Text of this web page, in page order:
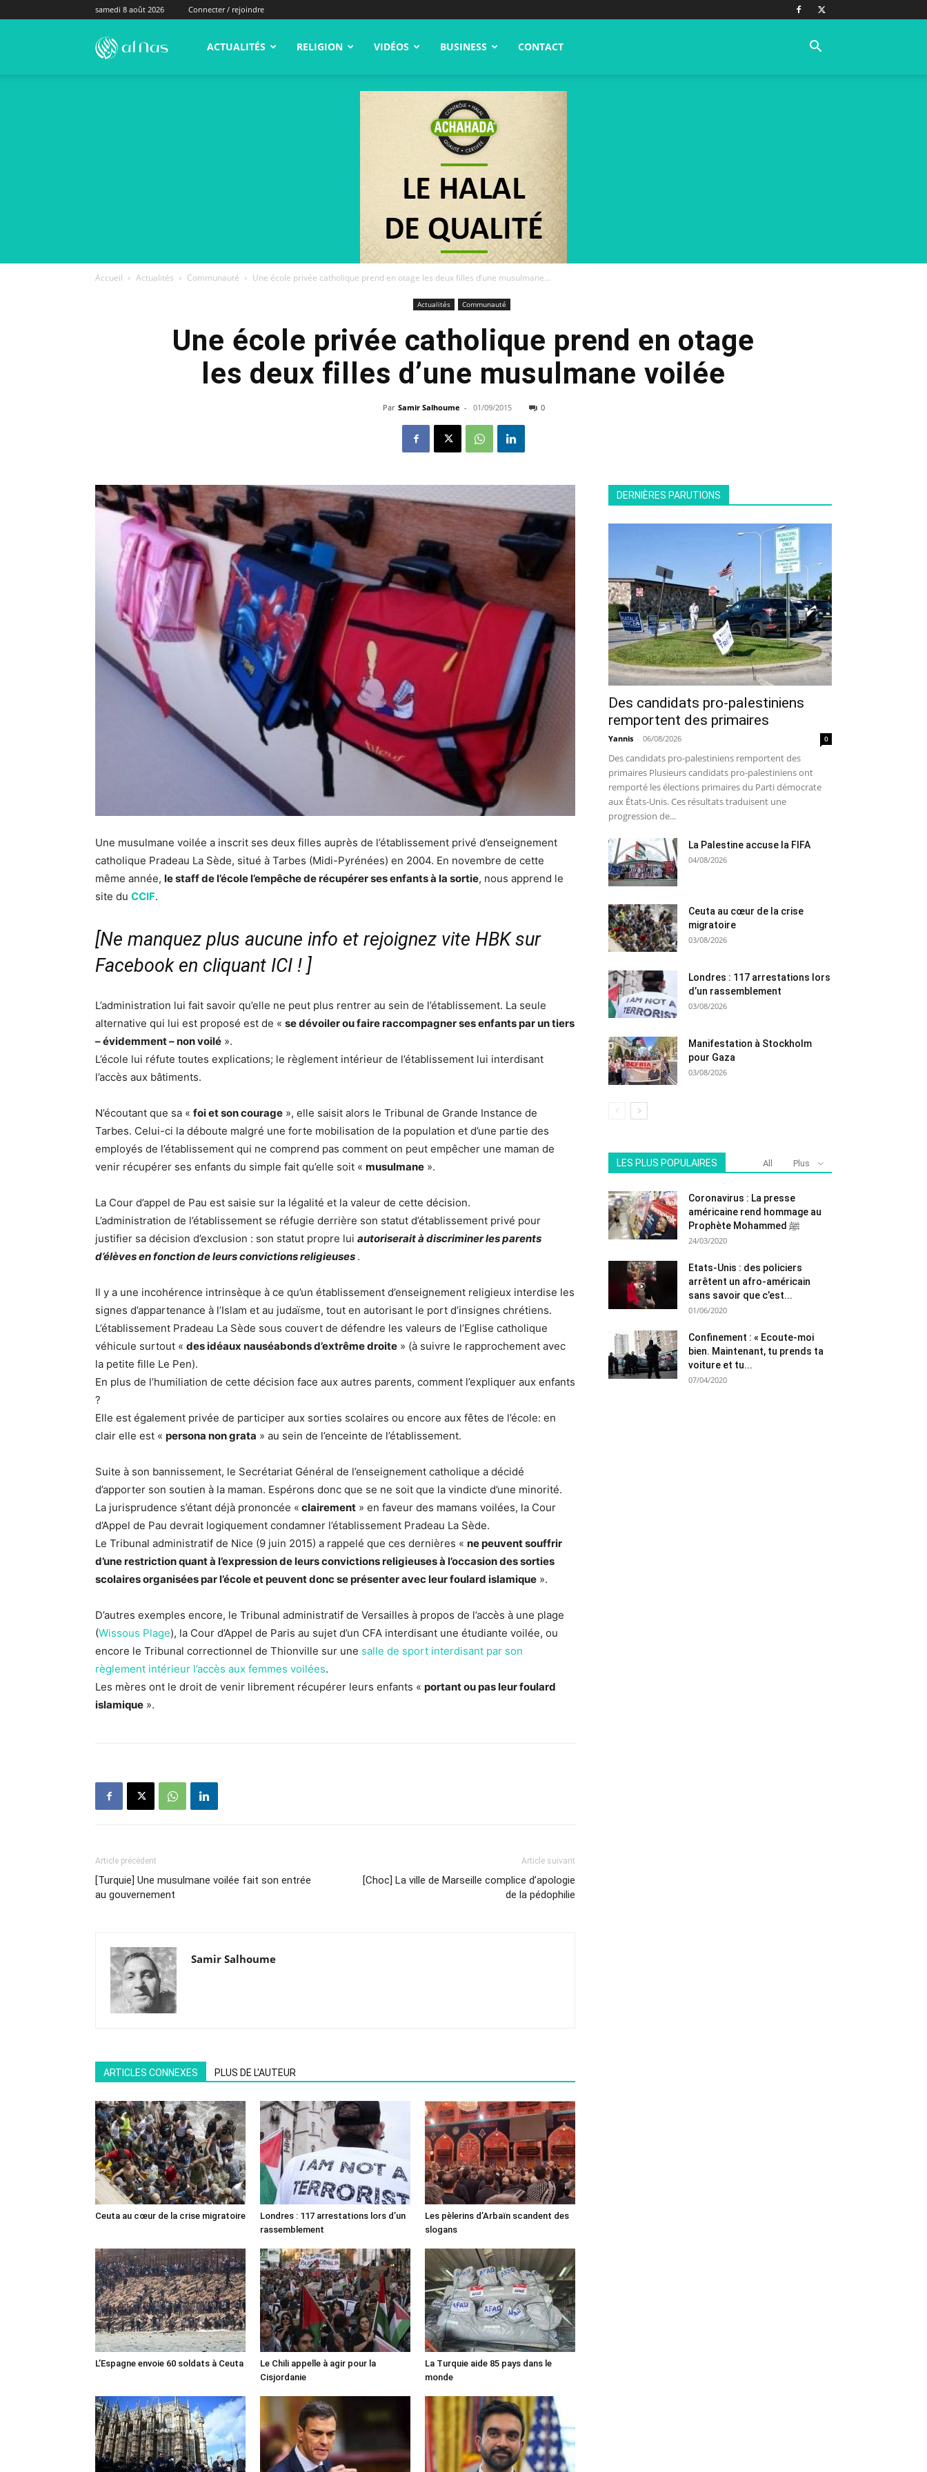
samedi 8 août 2026 Connecter / rejoindre
alNas.fr ACTUALITÉS RELIGION VIDÉOS BUSINESS CONTACT
Accueil Actualités Communauté Une école privée catholique prend en otage les deux filles d’une musulmane...
Actualités Communauté
Une école privée catholique prend en otage
les deux filles d’une musulmane voilée
Par Samir Salhoume - 01/09/2015 0
Une musulmane voilée a inscrit ses deux filles auprès de l’établissement privé d’enseignement
catholique Pradeau La Sède, situé à Tarbes (Midi-Pyrénées) en 2004. En novembre de cette
même année, le staff de l’école l’empêche de récupérer ses enfants à la sortie, nous apprend le
site du CCIF.
[Ne manquez plus aucune info et rejoignez vite HBK sur
Facebook en cliquant ICI ! ]
L’administration lui fait savoir qu’elle ne peut plus rentrer au sein de l’établissement. La seule
alternative qui lui est proposé est de « se dévoiler ou faire raccompagner ses enfants par un tiers
– évidemment – non voilé ».
L’école lui réfute toutes explications; le règlement intérieur de l’établissement lui interdisant
l’accès aux bâtiments.
N’écoutant que sa « foi et son courage », elle saisit alors le Tribunal de Grande Instance de
Tarbes. Celui-ci la déboute malgré une forte mobilisation de la population et d’une partie des
employés de l’établissement qui ne comprend pas comment on peut empêcher une maman de
venir récupérer ses enfants du simple fait qu’elle soit « musulmane ».
La Cour d’appel de Pau est saisie sur la légalité et la valeur de cette décision.
L’administration de l’établissement se réfugie derrière son statut d’établissement privé pour
justifier sa décision d’exclusion : son statut propre lui autoriserait à discriminer les parents
d’élèves en fonction de leurs convictions religieuses .
Il y a une incohérence intrinsèque à ce qu’un établissement d’enseignement religieux interdise les
signes d’appartenance à l’Islam et au judaïsme, tout en autorisant le port d’insignes chrétiens.
L’établissement Pradeau La Sède sous couvert de défendre les valeurs de l’Eglise catholique
véhicule surtout « des idéaux nauséabonds d’extrême droite » (à suivre le rapprochement avec
la petite fille Le Pen).
En plus de l’humiliation de cette décision face aux autres parents, comment l’expliquer aux enfants
?
Elle est également privée de participer aux sorties scolaires ou encore aux fêtes de l’école: en
clair elle est « persona non grata » au sein de l’enceinte de l’établissement.
Suite à son bannissement, le Secrétariat Général de l’enseignement catholique a décidé
d’apporter son soutien à la maman. Espérons donc que se ne soit que la vindicte d’une minorité.
La jurisprudence s’étant déjà prononcée « clairement » en faveur des mamans voilées, la Cour
d’Appel de Pau devrait logiquement condamner l’établissement Pradeau La Sède.
Le Tribunal administratif de Nice (9 juin 2015) a rappelé que ces dernières « ne peuvent souffrir
d’une restriction quant à l’expression de leurs convictions religieuses à l’occasion des sorties
scolaires organisées par l’école et peuvent donc se présenter avec leur foulard islamique ».
D’autres exemples encore, le Tribunal administratif de Versailles à propos de l’accès à une plage
(Wissous Plage), la Cour d’Appel de Paris au sujet d’un CFA interdisant une étudiante voilée, ou
encore le Tribunal correctionnel de Thionville sur une salle de sport interdisant par son
règlement intérieur l’accès aux femmes voilées.
Les mères ont le droit de venir librement récupérer leurs enfants « portant ou pas leur foulard
islamique ».
Article précédent
[Turquie] Une musulmane voilée fait son entrée
au gouvernement
Article suivant
[Choc] La ville de Marseille complice d’apologie
de la pédophilie
Samir Salhoume
ARTICLES CONNEXES PLUS DE L'AUTEUR
Ceuta au cœur de la crise migratoire
Londres : 117 arrestations lors d’un
rassemblement
Les pèlerins d’Arbaïn scandent des
slogans
L’Espagne envoie 60 soldats à Ceuta
Le Chili appelle à agir pour la
Cisjordanie
La Turquie aide 85 pays dans le
monde
DERNIÈRES PARUTIONS
Des candidats pro-palestiniens
remportent des primaires
Yannis - 06/08/2026 0
Des candidats pro-palestiniens remportent des
primaires Plusieurs candidats pro-palestiniens ont
remporté les élections primaires du Parti démocrate
aux États-Unis. Ces résultats traduisent une
progression de...
La Palestine accuse la FIFA
04/08/2026
Ceuta au cœur de la crise
migratoire
03/08/2026
Londres : 117 arrestations lors
d’un rassemblement
03/08/2026
Manifestation à Stockholm
pour Gaza
03/08/2026
LES PLUS POPULAIRES All Plus
Coronavirus : La presse
américaine rend hommage au
Prophète Mohammed ﷺ
24/03/2020
Etats-Unis : des policiers
arrêtent un afro-américain
sans savoir que c’est...
01/06/2020
Confinement : « Ecoute-moi
bien. Maintenant, tu prends ta
voiture et tu...
07/04/2020